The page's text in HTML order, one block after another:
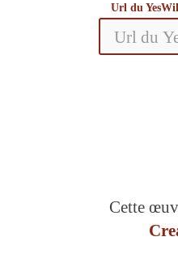
Url du
Cette